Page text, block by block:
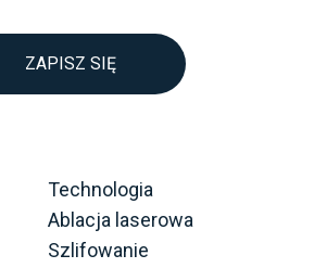
ZAPISZ SIĘ
Technologia
Ablacja laserowa
Szlifowanie